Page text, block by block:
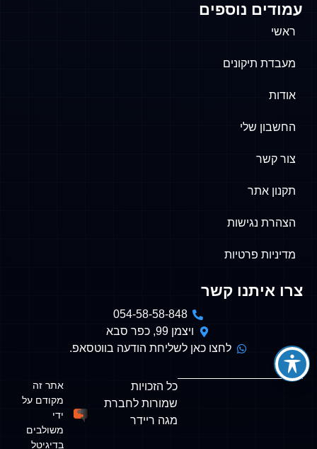
עמודים נוספים
ראשי
מעבדת תיקונים
אודות
החשבון שלי
צור קשר
תקנון אתר
הצהרת נגישות
מדיניות פרטיות
צרו איתנו קשר
054-58-58-848
ויצמן 99, כפר סבא
לחצו כאן לשליחת הודעה בווטסאפ.
כל הזכויות
שמורות לחברת
מגה ריידר
אתר זה
מקודם על
ידי
משולבים
בדיגיטל